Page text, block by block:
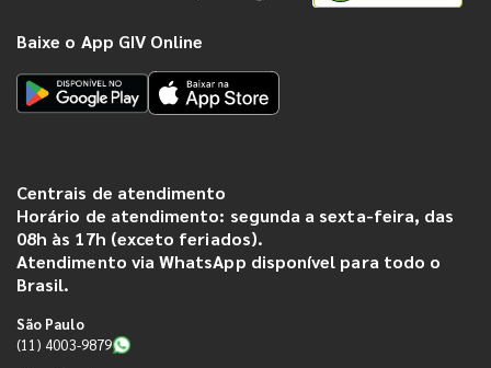
Baixe o App GIV Online
Centrais de atendimento
Horário de atendimento: segunda a sexta-feira, das
08h às 17h (exceto feriados).
Atendimento via WhatsApp disponível para todo o
Brasil.
São Paulo
(11) 4003-9879